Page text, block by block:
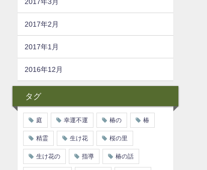
2017年2月
2017年1月
2016年12月
タグ
庭 幸運不運 椿の 椿
精霊 生け花 桜の里
生け花の 指導 椿の話